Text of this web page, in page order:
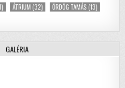
ÁTRIUM (32) ÖRDÖG TAMÁS (13)
GALÉRIA